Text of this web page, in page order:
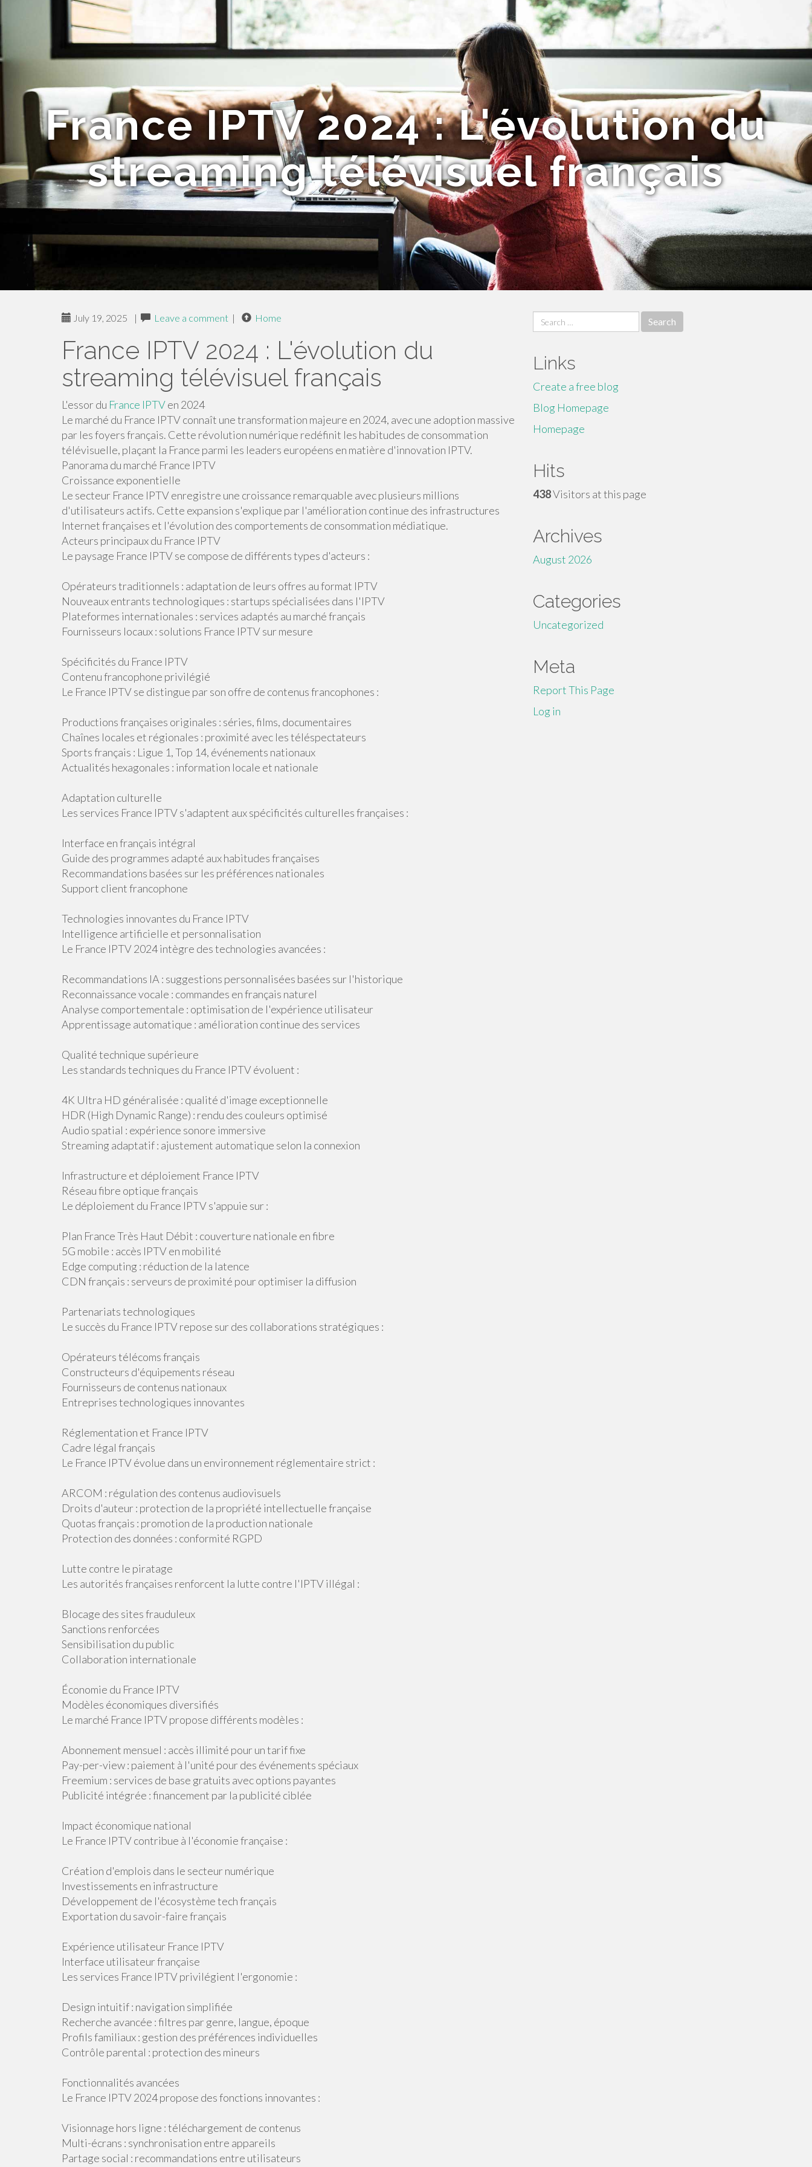
France IPTV 2024 : L'évolution du
streaming télévisuel français
July 19, 2025 | Leave a comment | Home
France IPTV 2024 : L'évolution du
streaming télévisuel français
L'essor du France IPTVen 2024
Le marché du France IPTV connaît une transformation majeure en 2024, avec une adoption massive
par les foyers français. Cette révolution numérique redéfinit les habitudes de consommation
télévisuelle, plaçant la France parmi les leaders européens en matière d'innovation IPTV.
Panorama du marché France IPTV
Croissance exponentielle
Le secteur France IPTV enregistre une croissance remarquable avec plusieurs millions
d'utilisateurs actifs. Cette expansion s'explique par l'amélioration continue des infrastructures
Internet françaises et l'évolution des comportements de consommation médiatique.
Acteurs principaux du France IPTV
Le paysage France IPTV se compose de différents types d'acteurs :
Opérateurs traditionnels : adaptation de leurs offres au format IPTV
Nouveaux entrants technologiques : startups spécialisées dans l'IPTV
Plateformes internationales : services adaptés au marché français
Fournisseurs locaux : solutions France IPTV sur mesure
Spécificités du France IPTV
Contenu francophone privilégié
Le France IPTV se distingue par son offre de contenus francophones :
Productions françaises originales : séries, films, documentaires
Chaînes locales et régionales : proximité avec les téléspectateurs
Sports français : Ligue 1, Top 14, événements nationaux
Actualités hexagonales : information locale et nationale
Adaptation culturelle
Les services France IPTV s'adaptent aux spécificités culturelles françaises :
Interface en français intégral
Guide des programmes adapté aux habitudes françaises
Recommandations basées sur les préférences nationales
Support client francophone
Technologies innovantes du France IPTV
Intelligence artificielle et personnalisation
Le France IPTV 2024 intègre des technologies avancées :
Recommandations IA : suggestions personnalisées basées sur l'historique
Reconnaissance vocale : commandes en français naturel
Analyse comportementale : optimisation de l'expérience utilisateur
Apprentissage automatique : amélioration continue des services
Qualité technique supérieure
Les standards techniques du France IPTV évoluent :
4K Ultra HD généralisée : qualité d'image exceptionnelle
HDR (High Dynamic Range) : rendu des couleurs optimisé
Audio spatial : expérience sonore immersive
Streaming adaptatif : ajustement automatique selon la connexion
Infrastructure et déploiement France IPTV
Réseau fibre optique français
Le déploiement du France IPTV s'appuie sur :
Plan France Très Haut Débit : couverture nationale en fibre
5G mobile : accès IPTV en mobilité
Edge computing : réduction de la latence
CDN français : serveurs de proximité pour optimiser la diffusion
Partenariats technologiques
Le succès du France IPTV repose sur des collaborations stratégiques :
Opérateurs télécoms français
Constructeurs d'équipements réseau
Fournisseurs de contenus nationaux
Entreprises technologiques innovantes
Réglementation et France IPTV
Cadre légal français
Le France IPTV évolue dans un environnement réglementaire strict :
ARCOM : régulation des contenus audiovisuels
Droits d'auteur : protection de la propriété intellectuelle française
Quotas français : promotion de la production nationale
Protection des données : conformité RGPD
Lutte contre le piratage
Les autorités françaises renforcent la lutte contre l'IPTV illégal :
Blocage des sites frauduleux
Sanctions renforcées
Sensibilisation du public
Collaboration internationale
Économie du France IPTV
Modèles économiques diversifiés
Le marché France IPTV propose différents modèles :
Abonnement mensuel : accès illimité pour un tarif fixe
Pay-per-view : paiement à l'unité pour des événements spéciaux
Freemium : services de base gratuits avec options payantes
Publicité intégrée : financement par la publicité ciblée
Impact économique national
Le France IPTV contribue à l'économie française :
Création d'emplois dans le secteur numérique
Investissements en infrastructure
Développement de l'écosystème tech français
Exportation du savoir-faire français
Expérience utilisateur France IPTV
Interface utilisateur française
Les services France IPTV privilégient l'ergonomie :
Design intuitif : navigation simplifiée
Recherche avancée : filtres par genre, langue, époque
Profils familiaux : gestion des préférences individuelles
Contrôle parental : protection des mineurs
Fonctionnalités avancées
Le France IPTV 2024 propose des fonctions innovantes :
Visionnage hors ligne : téléchargement de contenus
Multi-écrans : synchronisation entre appareils
Partage social : recommandations entre utilisateurs
Search
for:
Links
Create a free blog
Blog Homepage
Homepage
Hits
438Visitors at this page
Archives
August 2026
Categories
Uncategorized
Meta
Report This Page
Log in